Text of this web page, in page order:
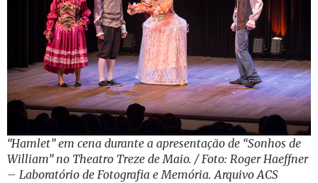
“Hamlet” em cena durante a apresentação de “Sonhos de
William” no Theatro Treze de Maio. / Foto: Roger Haeffner
– Laboratório de Fotografia e Memória. Arquivo ACS